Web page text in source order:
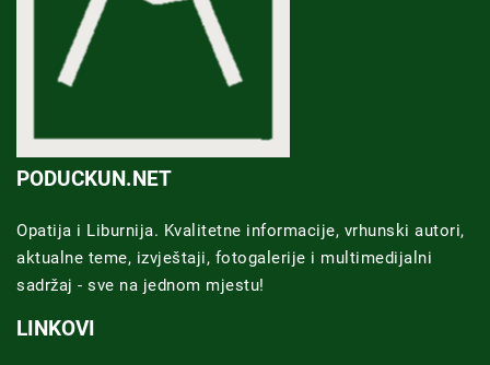
PODUCKUN.NET
Opatija i Liburnija. Kvalitetne informacije, vrhunski autori,
aktualne teme, izvještaji, fotogalerije i multimedijalni
sadržaj - sve na jednom mjestu!
LINKOVI